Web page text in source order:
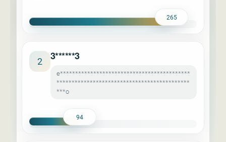
265
2 3******3
e*******************************************
********************************************
***o
94